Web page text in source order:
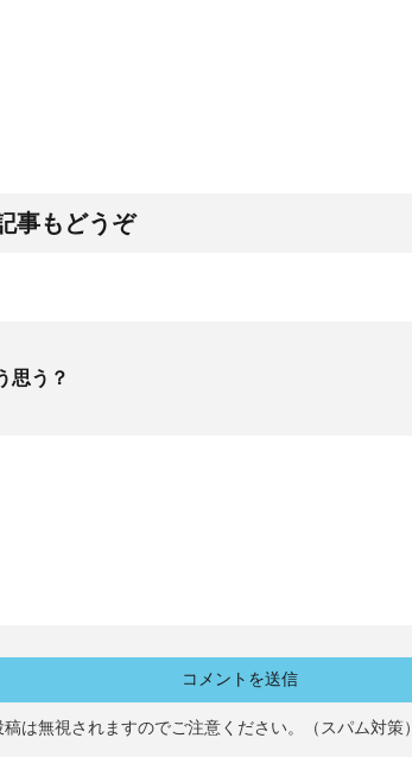
事もどうぞ
思う？
は無視されますのでご注意ください。（スパム対策）